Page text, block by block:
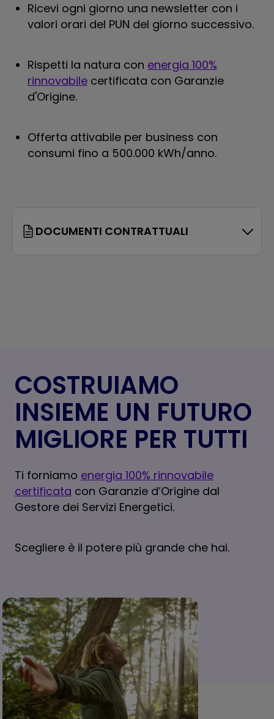
Ricevi ogni giorno una newsletter con i
valori orari del PUN del giorno successivo.
Rispetti la natura con energia 100%
rinnovabile certificata con Garanzie
d'Origine.
Offerta attivabile per business con
consumi fino a 500.000 kWh/anno.
DOCUMENTI CONTRATTUALI
COSTRUIAMO
INSIEME UN FUTURO
MIGLIORE PER TUTTI
Ti forniamo energia 100% rinnovabile
certificata con Garanzie d’Origine dal
Gestore dei Servizi Energetici.
Scegliere è il potere più grande che hai.